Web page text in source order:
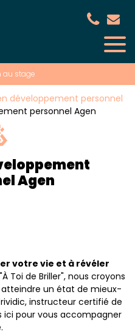
au stage
développement personnel
personnel Agen
Agen
votre vie et à révéler
Toi de Briller", nous croyons
un état de mieux-
instructeur certifié de
ici pour vous accompagner